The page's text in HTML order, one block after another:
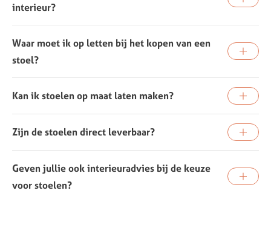
interieur?
Waar moet ik op letten bij het kopen van een
stoel?
Kan ik stoelen op maat laten maken?
Zijn de stoelen direct leverbaar?
Geven jullie ook interieuradvies bij de keuze
voor stoelen?